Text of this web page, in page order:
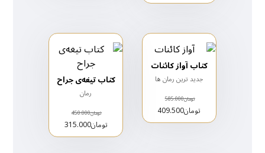
کتاب آواز کائنات
جدید ترین رمان ها
تومان585.000
تومان409.500
کتاب تیغه‌ی جراح
رمان
تومان450.000
تومان315.000